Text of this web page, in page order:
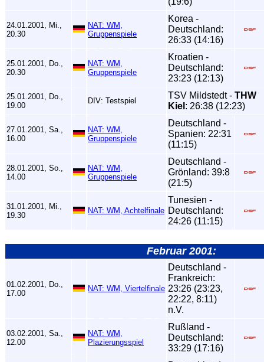
24.01.2001, Mi.,
20.30
NAT: WM,
Gruppenspiele
Korea -
Deutschland:
26:33 (14:16)
25.01.2001, Do.,
20.30
NAT: WM,
Gruppenspiele
Kroatien -
Deutschland:
23:23 (12:13)
25.01.2001, Do.,
19.00
DIV: Testspiel
TSV Mildstedt - THW
Kiel : 26:38 (12:23)
27.01.2001, Sa.,
16.00
NAT: WM,
Gruppenspiele
Deutschland -
Spanien: 22:31
(11:15)
28.01.2001, So.,
14.00
NAT: WM,
Gruppenspiele
Deutschland -
Grönland: 39:8
(21:5)
31.01.2001, Mi.,
19.30
NAT: WM, Achtelfinale
Tunesien -
Deutschland:
24:26 (11:15)
Februar 2001:
01.02.2001, Do.,
17.00
NAT: WM, Viertelfinale
Deutschland -
Frankreich:
23:26 (23:23,
22:22, 8:11)
n.V.
03.02.2001, Sa.,
12.00
NAT: WM,
Plazierungsspiel
Rußland -
Deutschland:
33:29 (17:16)